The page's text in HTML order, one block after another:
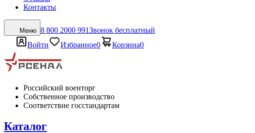
Контакты
Меню 8 800 2000 991Звонок бесплатный
Войти
Избранное0 Корзина0
Российский военторг
Собственное производство
Соответствие госстандартам
Каталог